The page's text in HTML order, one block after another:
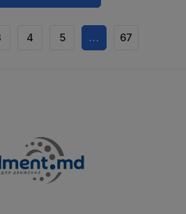
4 5 … 67